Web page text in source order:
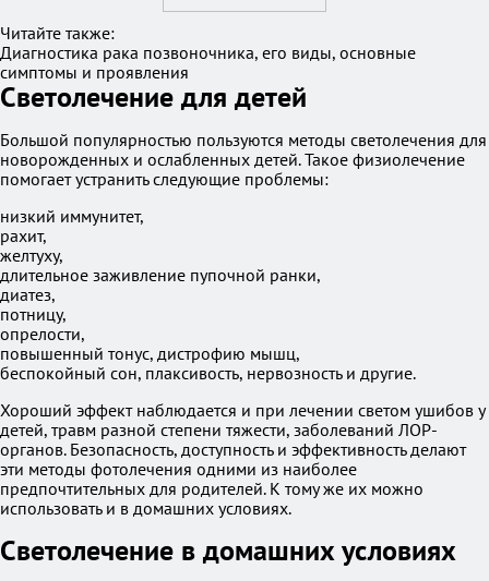
Читайте также:
Диагностика рака позвоночника, его виды, основные
симптомы и проявления
Светолечение для детей
Большой популярностью пользуются методы светолечения для
новорожденных и ослабленных детей. Такое физиолечение
помогает устранить следующие проблемы:
низкий иммунитет,
рахит,
желтуху,
длительное заживление пупочной ранки,
диатез,
потницу,
опрелости,
повышенный тонус, дистрофию мышц,
беспокойный сон, плаксивость, нервозность и другие.
Хороший эффект наблюдается и при лечении светом ушибов у
детей, травм разной степени тяжести, заболеваний ЛОР-
органов. Безопасность, доступность и эффективность делают
эти методы фотолечения одними из наиболее
предпочтительных для родителей. К тому же их можно
использовать и в домашних условиях.
Светолечение в домашних условиях